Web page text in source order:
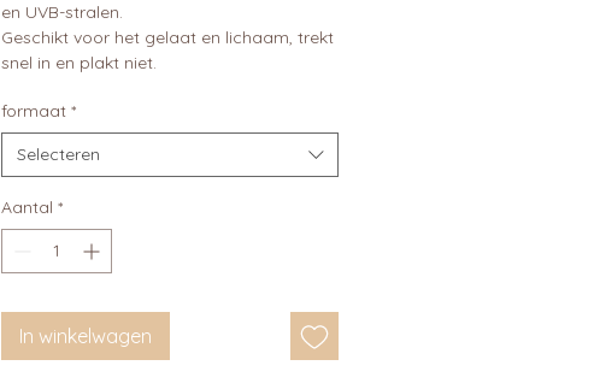
en UVB-stralen.
Geschikt voor het gelaat en lichaam, trekt
snel in en plakt niet.
formaat *
Selecteren
Aantal *
In winkelwagen